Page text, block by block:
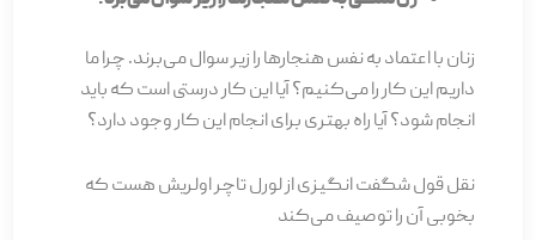
زنان با اعتماد به نفس هنجارها را زیر سوال می‌برند. چرا ما
داریم این کار را می‌کنیم؟ آیا این کار درستی است که باید
انجام شود؟ آیا راه بهتری برای انجام این کار وجود دارد؟
نقل قول شگفت انگیزی از لورل تاچر اولریش هست که
بخوبی آن را توصیف می­‌کند